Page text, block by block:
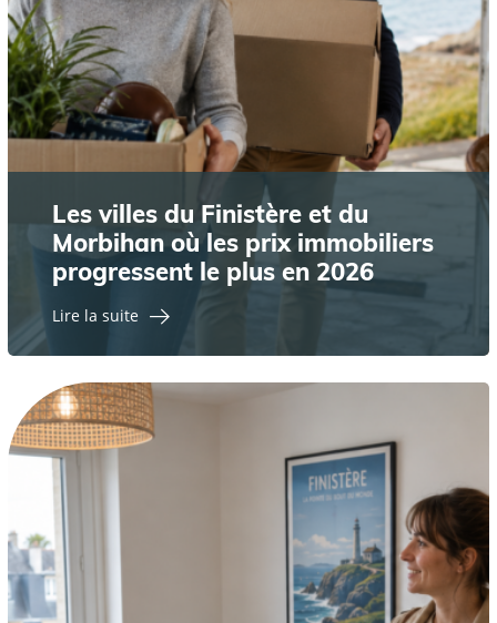
Les villes du Finistère et du
Morbihan où les prix immobiliers
progressent le plus en 2026
Lire la suite